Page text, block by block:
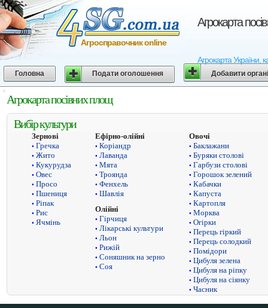
Агрокарта
Агрокарта України,
Агросправочник online
Головна Подати оголошення Добавити
Агрокарта посівних площ
Вибір культури
Зернові
• Гречка
• Жито
• Кукурудза
• Овес
• Просо
• Пшениця
• Ріпак
• Рис
• Ячмінь
Ефірно-олійні
• Коріандр
• Лаванда
• Мята
• Троянда
• Фенхель
• Шавлія
Олійні
• Гірчиця
• Лікарські культури
• Льон
• Рижій
• Соняшник на зерно
• Соя
Овочі
• Баклажани
• Буряки столові
• Гарбузи столові
• Горошок зелений
• Кабачки
• Капуста
• Картопля
• Морква
• Огірки
• Перець гіркий
• Перець солодкий
• Помідори
• Цибуля зелена
• Цибуля на ріпку
• Цибуля на сіянку
• Часник